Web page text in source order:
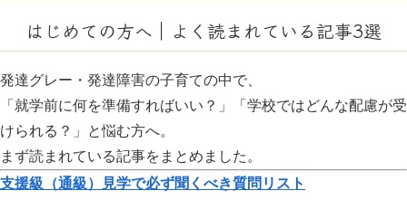
はじめての方へ｜よく読まれている記事3選
発達グレー・発達障害の子育ての中で、
「就学前に何を準備すればいい？」「学校ではどんな配慮が受
けられる？」と悩む方へ。
まず読まれている記事をまとめました。
支援級（通級）見学で必ず聞くべき質問リスト